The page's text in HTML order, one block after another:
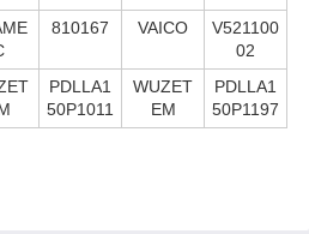
810167 VAICO
V521100
02
PDLLA1
50P1011
WUZET
EM
PDLLA1
50P1197